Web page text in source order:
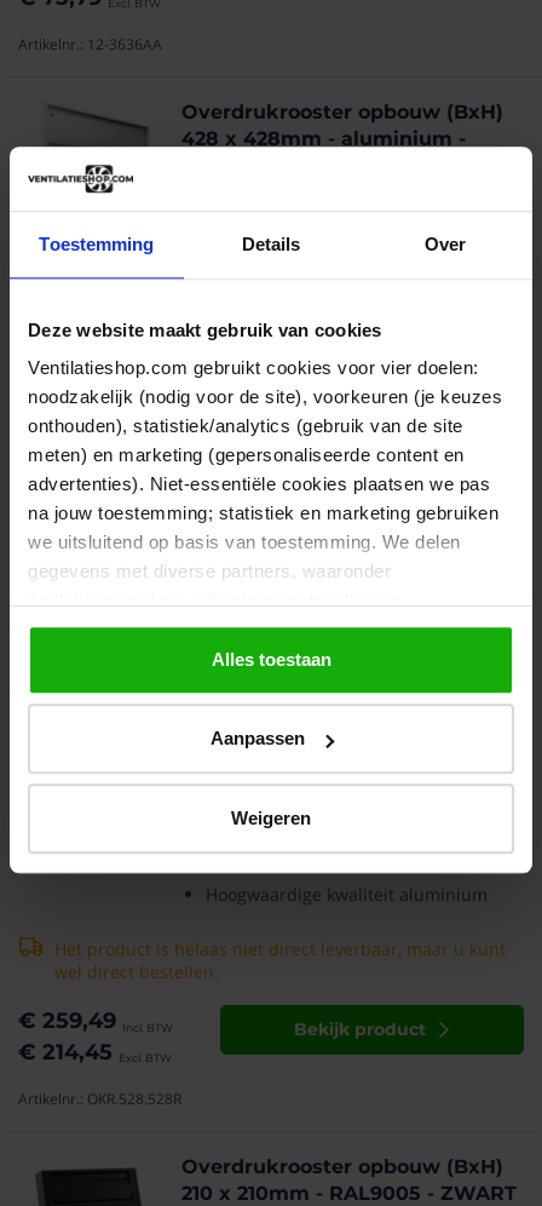
Toestemming Details Over
Deze website maakt gebruik van cookies
Ventilatieshop.com gebruikt cookies voor vier doelen:
noodzakelijk (nodig voor de site), voorkeuren (je keuzes
onthouden), statistiek/analytics (gebruik van de site
meten) en marketing (gepersonaliseerde content en
advertenties). Niet-essentiële cookies plaatsen we pas
na jouw toestemming; statistiek en marketing gebruiken
we uitsluitend op basis van toestemming. We delen
gegevens met diverse partners, waaronder
socialmediaplatforms; in onzeCookieverklaringvind je
de volledige lijst van partijen en de bewaartermijnen per
categorie. Je kunt je keuze op elk moment wijzigen of
onze gegevensverwerking staat in de
Alles toestaan
Aanpassen
Weigeren
Artikelnr.: 12-3636AA
Overdrukrooster opbouw (BxH)
428 x 428mm - aluminium -
Overdrukrooster voor grote
2Reviews
Veel gebruikt bij afzuigkap/dampkap
Hoogwaardige kwaliteit aluminium
€ 192,99
€ 159,50
Op werkdagen voor 16:30 besteld, morgen gratisbezorgd
Bekijk product
Artikelnr.: OKR.428.428R
Overdrukrooster opbouw (BxH)
528 x 528mm - aluminium -
luchtstromen
1Review
Los van elkaar geschakelde lamellen
afvoer
Hoogwaardige kwaliteit aluminium
€ 259,49
€ 214,45
Het product is helaas niet direct leverbaar, maar u kunt
wel direct bestellen.
Bekijk product
Artikelnr.: OKR.528.528R
Overdrukrooster opbouw (BxH)
210 x 210mm - RAL9005 - ZWART